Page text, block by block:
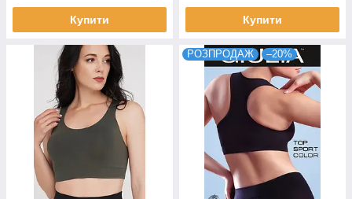
Купити Купити
РОЗПРОДАЖ –20%